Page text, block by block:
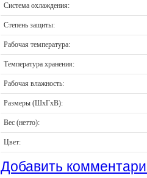
Система охлаждения:
Степень защиты:
Рабочая температура:
Температура хранения:
Рабочая влажность:
Размеры (ШхГхВ):
Вес (нетто):
Цвет:
Добавить